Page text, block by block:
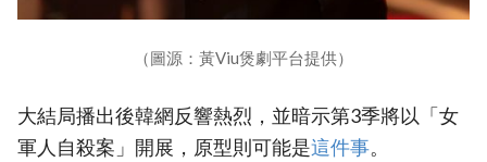
（圖源：黃Viu煲劇平台提供）
大結局播出後韓網反響熱烈，並暗示第3季將以「女
軍人自殺案」開展，原型則可能是‎這件事‎。